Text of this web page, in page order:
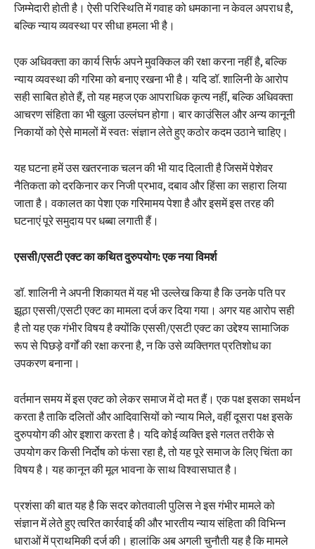
जिम्मेदारी होती है। ऐसी परिस्थिति में गवाह को धमकाना न केवल अपराध है,
बल्कि न्याय व्यवस्था पर सीधा हमला भी है।
एक अधिवक्ता का कार्य सिर्फ अपने मुवक्किल की रक्षा करना नहीं है, बल्कि
न्याय व्यवस्था की गरिमा को बनाए रखना भी है। यदि डॉ. शालिनी के आरोप
सही साबित होते हैं, तो यह महज एक आपराधिक कृत्य नहीं, बल्कि अधिवक्ता
आचरण संहिता का भी खुला उल्लंघन होगा। बार काउंसिल और अन्य कानूनी
निकायों को ऐसे मामलों में स्वतः संज्ञान लेते हुए कठोर कदम उठाने चाहिए।
यह घटना हमें उस खतरनाक चलन की भी याद दिलाती है जिसमें पेशेवर
नैतिकता को दरकिनार कर निजी प्रभाव, दबाव और हिंसा का सहारा लिया
जाता है। वकालत का पेशा एक गरिमामय पेशा है और इसमें इस तरह की
घटनाएं पूरे समुदाय पर धब्बा लगाती हैं।
एससी/एसटी एक्ट का कथित दुरुपयोग: एक नया विमर्श
डॉ. शालिनी ने अपनी शिकायत में यह भी उल्लेख किया है कि उनके पति पर
झूठा एससी/एसटी एक्ट का मामला दर्ज कर दिया गया। अगर यह आरोप सही
है तो यह एक गंभीर विषय है क्योंकि एससी/एसटी एक्ट का उद्देश्य सामाजिक
रूप से पिछड़े वर्गों की रक्षा करना है, न कि उसे व्यक्तिगत प्रतिशोध का
उपकरण बनाना।
वर्तमान समय में इस एक्ट को लेकर समाज में दो मत हैं। एक पक्ष इसका समर्थन
करता है ताकि दलितों और आदिवासियों को न्याय मिले, वहीं दूसरा पक्ष इसके
दुरुपयोग की ओर इशारा करता है। यदि कोई व्यक्ति इसे गलत तरीके से
उपयोग कर किसी निर्दोष को फंसा रहा है, तो यह पूरे समाज के लिए चिंता का
विषय है। यह कानून की मूल भावना के साथ विश्वासघात है।
प्रशंसा की बात यह है कि सदर कोतवाली पुलिस ने इस गंभीर मामले को
संज्ञान में लेते हुए त्वरित कार्रवाई की और भारतीय न्याय संहिता की विभिन्न
धाराओं में प्राथमिकी दर्ज की। हालांकि अब अगली चुनौती यह है कि मामले